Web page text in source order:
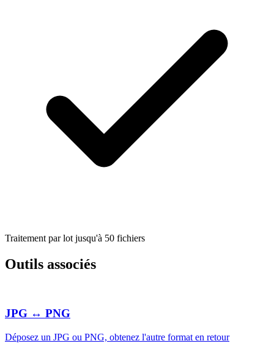
Traitement par lot jusqu'à 50 fichiers
Outils associés
JPG ↔ PNG
Déposez un JPG ou PNG, obtenez l'autre format en retour